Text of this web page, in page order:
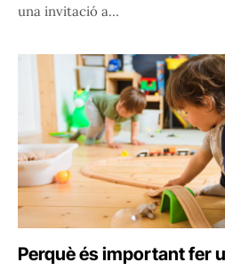
una invitació a…
Perquè és important fer